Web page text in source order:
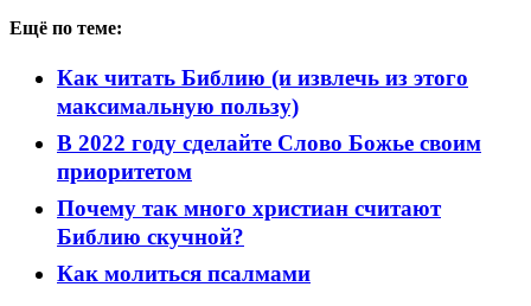
Ещё по теме:
Как читать Библию (и извлечь из этого
максимальную пользу)
В 2022 году сделайте Слово Божье своим
приоритетом
Почему так много христиан считают
Библию скучной?
Как молиться псалмами